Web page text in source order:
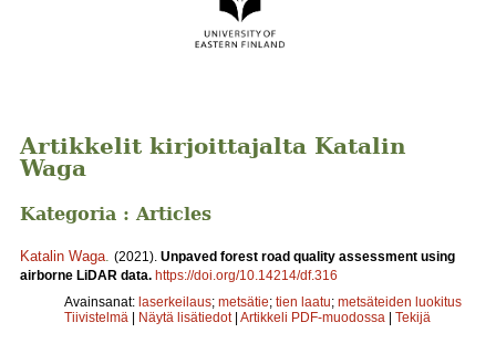
Artikkelit kirjoittajalta Katalin
Waga
Kategoria : Articles
Katalin Waga (2021). Unpaved forest road quality assessment using
airborne LiDAR data. https://doi.org/10.14214/df.316
Avainsanat: laserkeilaus; metsätie; tien laatu; metsäteiden luokitus
Tiivistelmä | Näytä lisätiedot | Artikkeli PDF-muodossa | Tekijä